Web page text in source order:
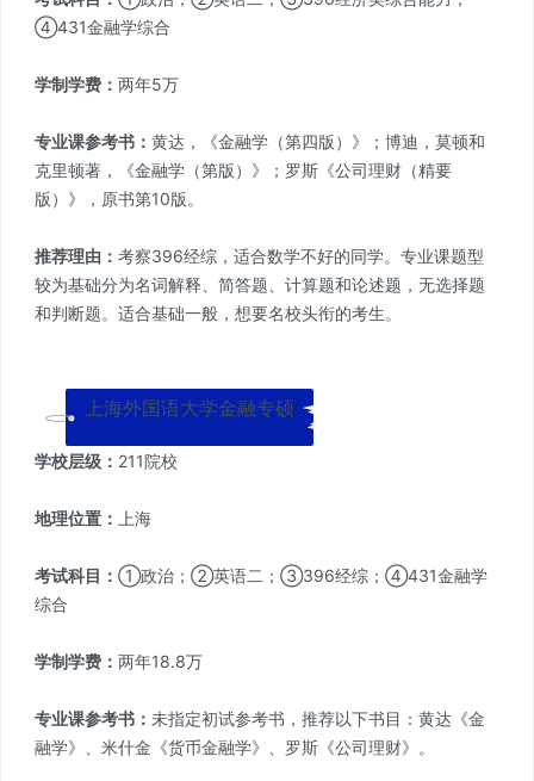
④431金融学综合
学制学费： 两年5万
专业课参考书： 黄达，《金融学（第四版）》；博迪，莫顿和
克里顿著，《金融学（第版）》；罗斯《公司理财（精要
版）》，原书第10版。
推荐理由： 考察396经综，适合数学不好的同学。专业课题型
较为基础分为名词解释、简答题、计算题和论述题，无选择题
和判断题。适合基础一般，想要名校头衔的考生。
上海外国语大学金融专硕
学校层级： 211院校
地理位置： 上海
考试科目： ①政治；②英语二；③396经综；④431金融学
综合
学制学费： 两年18.8万
专业课参考书： 未指定初试参考书，推荐以下书目：黄达《金
融学》、米什金《货币金融学》、罗斯《公司理财》。